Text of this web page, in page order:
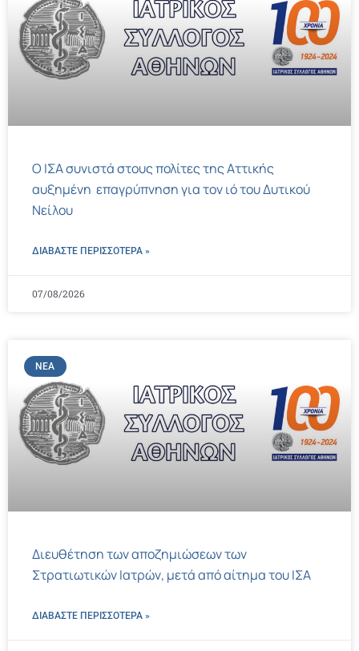
Ο ΙΣΑ συνιστά στους πολίτες της Αττικής
αυξημένη επαγρύπνηση για τον ιό του Δυτικού
Νείλου
ΔΙΑΒΑΣΤΕ ΠΕΡΙΣΣΌΤΕΡΑ »
07/08/2026
ΝΈΑ
Διευθέτηση των αποζημιώσεων των
Στρατιωτικών Ιατρών, μετά από αίτημα του ΙΣΑ
ΔΙΑΒΑΣΤΕ ΠΕΡΙΣΣΌΤΕΡΑ »